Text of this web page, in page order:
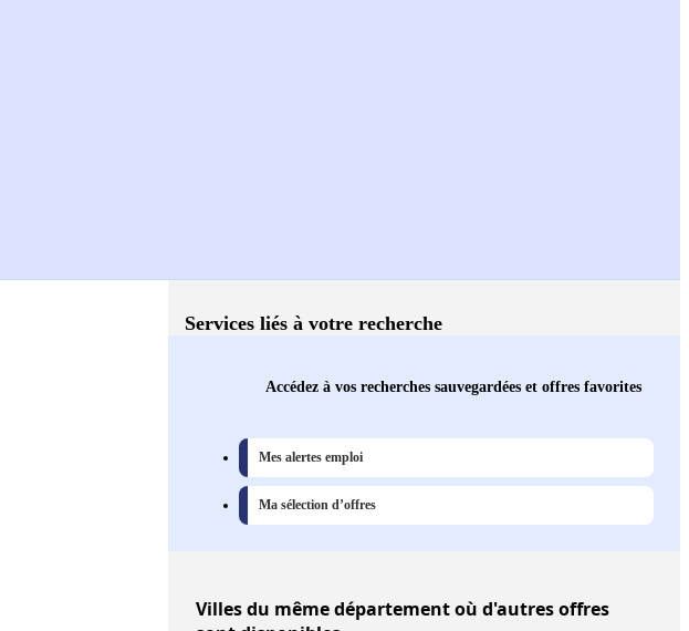
Services liés à votre recherche
Accédez à vos recherches sauvegardées et offres favorites
Mes alertes emploi
Ma sélection d’offres
Villesdu même département où d'autres offres